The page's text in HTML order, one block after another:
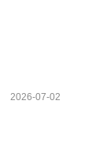
2026-07-02